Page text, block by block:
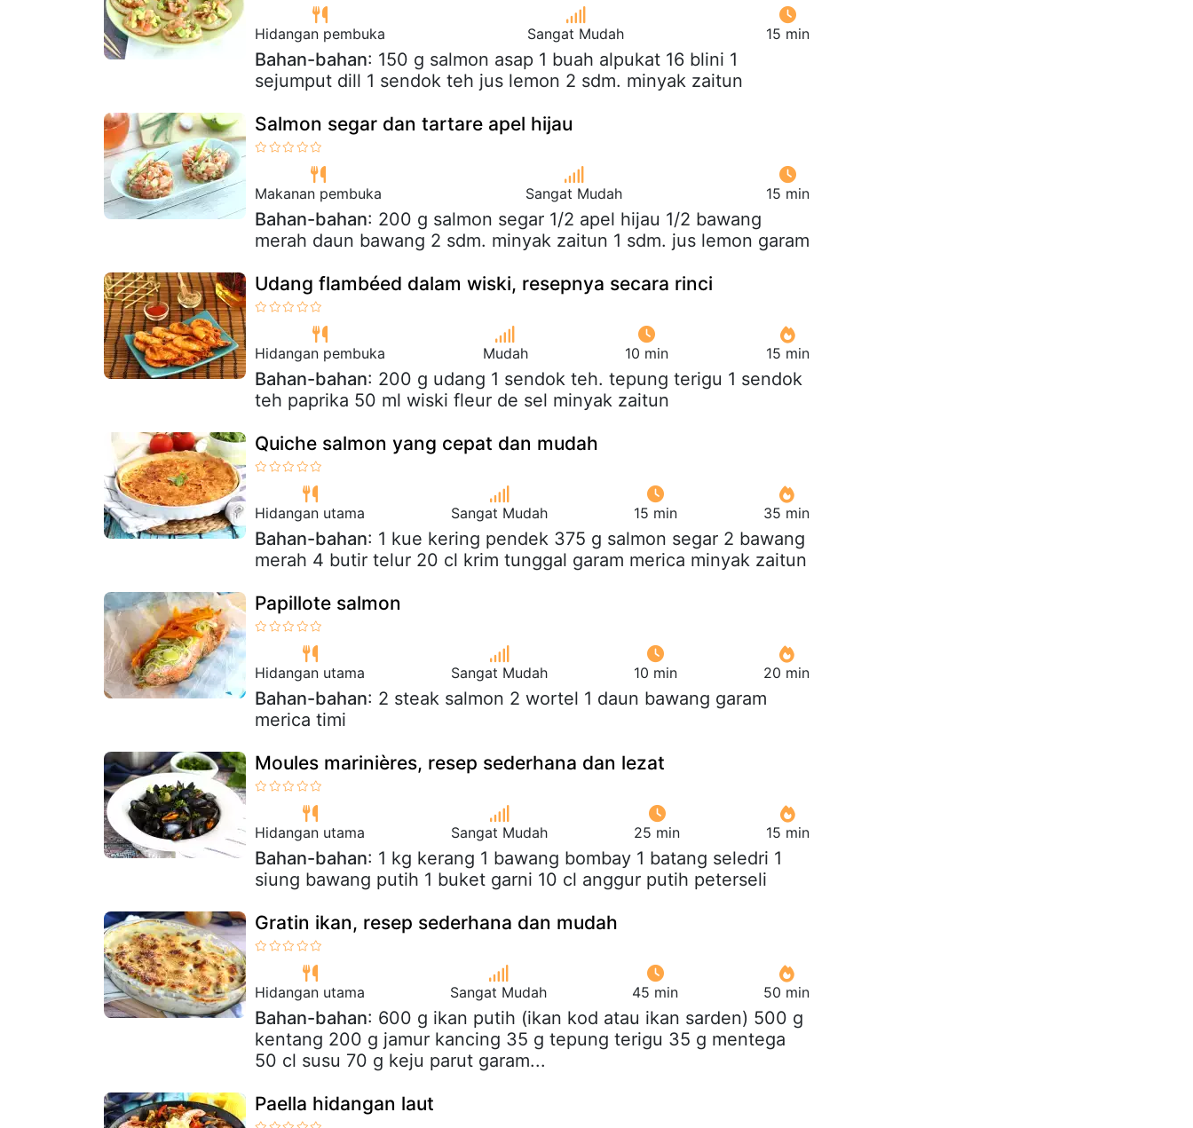
Hidangan pembuka Sangat Mudah 15 min
Bahan-bahan: 150 g salmon asap 1 buah alpukat 16 blini 1
sejumput dill 1 sendok teh jus lemon 2 sdm. minyak zaitun
Salmon segar dan tartare apel hijau
Makanan pembuka Sangat Mudah 15 min
Bahan-bahan: 200 g salmon segar 1/2 apel hijau 1/2 bawang
merah daun bawang 2 sdm. minyak zaitun 1 sdm. jus lemon garam
Udang flambéed dalam wiski, resepnya secara rinci
Hidangan pembuka Mudah 10 min 15 min
Bahan-bahan: 200 g udang 1 sendok teh. tepung terigu 1 sendok
teh paprika 50 ml wiski fleur de sel minyak zaitun
Quiche salmon yang cepat dan mudah
Hidangan utama Sangat Mudah 15 min 35 min
Bahan-bahan: 1 kue kering pendek 375 g salmon segar 2 bawang
merah 4 butir telur 20 cl krim tunggal garam merica minyak zaitun
Papillote salmon
Hidangan utama Sangat Mudah 10 min 20 min
Bahan-bahan: 2 steak salmon 2 wortel 1 daun bawang garam
merica timi
Moules marinières, resep sederhana dan lezat
Hidangan utama Sangat Mudah 25 min 15 min
Bahan-bahan: 1 kg kerang 1 bawang bombay 1 batang seledri 1
siung bawang putih 1 buket garni 10 cl anggur putih peterseli
Gratin ikan, resep sederhana dan mudah
Hidangan utama Sangat Mudah 45 min 50 min
Bahan-bahan: 600 g ikan putih (ikan kod atau ikan sarden) 500 g
kentang 200 g jamur kancing 35 g tepung terigu 35 g mentega
50 cl susu 70 g keju parut garam...
Paella hidangan laut